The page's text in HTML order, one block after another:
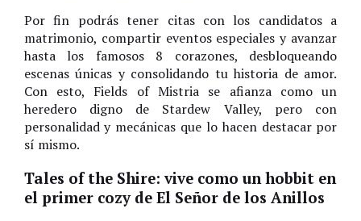
Por fin podrás tener citas con los candidatos a
matrimonio, compartir eventos especiales y avanzar
hasta los famosos 8 corazones, desbloqueando
escenas únicas y consolidando tu historia de amor.
Con esto, Fields of Mistria se afianza como un
heredero digno de Stardew Valley, pero con
personalidad y mecánicas que lo hacen destacar por
sí mismo.
Tales of the Shire: vive como un hobbit en
el primer cozy de El Señor de los Anillos